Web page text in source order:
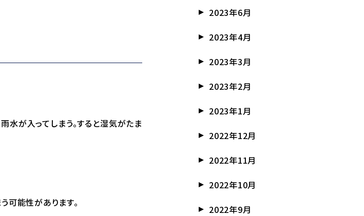
水が入ってしまう。すると湿気がたま
可能性があります。
2023年6月
2023年4月
2023年3月
2023年2月
2023年1月
2022年12月
2022年11月
2022年10月
2022年9月